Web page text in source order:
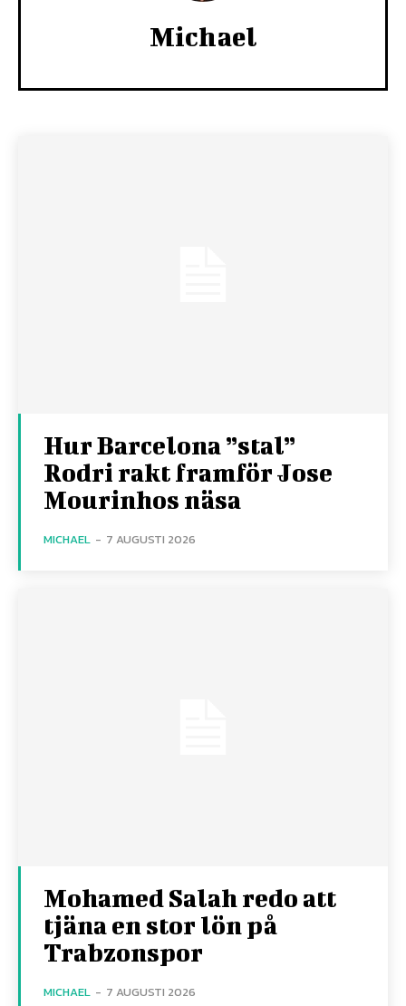
Michael
Hur Barcelona ”stal”
Rodri rakt framför Jose
Mourinhos näsa
MICHAEL - 7 AUGUSTI 2026
Mohamed Salah redo att
tjäna en stor lön på
Trabzonspor
MICHAEL - 7 AUGUSTI 2026